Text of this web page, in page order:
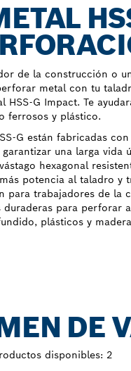
de la construcción o
metal con tu
HSS-G Impact. Te
ferrosos y plástico.
G están fabricadas
una larga vida
hexagonal
potencia al taladro y
para trabajadores de la
duraderas para perforar
plásticos y
DE
disponibles: 2